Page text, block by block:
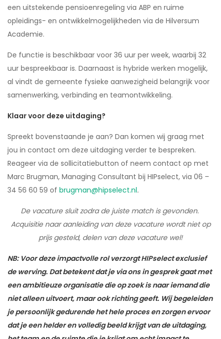
een uitstekende pensioenregeling via ABP en ruime
opleidings- en ontwikkelmogelijkheden via de Hilversum
Academie.
De functie is beschikbaar voor 36 uur per week, waarbij 32
uur bespreekbaar is. Daarnaast is hybride werken mogelijk,
al vindt de gemeente fysieke aanwezigheid belangrijk voor
samenwerking, verbinding en teamontwikkeling.
Klaar voor deze uitdaging?
Spreekt bovenstaande je aan? Dan komen wij graag met
jou in contact om deze uitdaging verder te bespreken.
Reageer via de sollicitatiebutton of neem contact op met
Marc Brugman, Managing Consultant bij HIPselect, via 06 –
34 56 60 59 of brugman@hipselect.nl.
De vacature sluit zodra de juiste match is gevonden.
Acquisitie naar aanleiding van deze vacature wordt niet op
prijs gesteld, delen van deze vacature wel!
NB: Voor deze impactvolle rol verzorgt HIPselect exclusief
de werving. Dat betekent dat je via ons in gesprek gaat met
een ambitieuze organisatie die op zoek is naar iemand die
niet alleen uitvoert, maar ook richting geeft. Wij begeleiden
je persoonlijk gedurende het hele proces en zorgen ervoor
dat je een helder en volledig beeld krijgt van de uitdaging,